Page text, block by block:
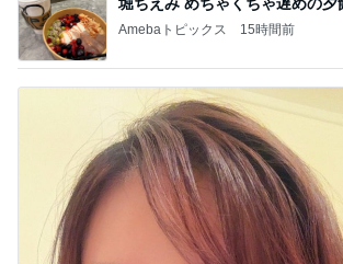
Amebaトピックス 15時間前